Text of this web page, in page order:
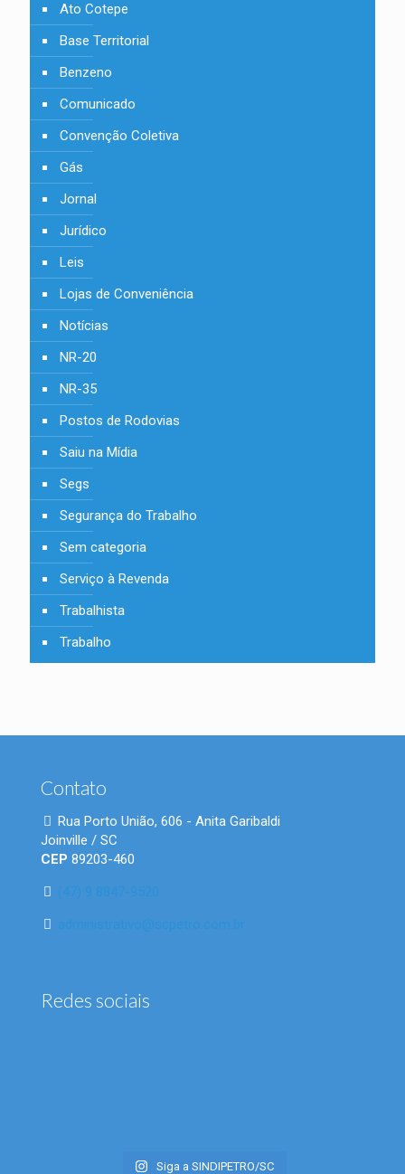
Ato Cotepe
Base Territorial
Benzeno
Comunicado
Convenção Coletiva
Gás
Jornal
Jurídico
Leis
Lojas de Conveniência
Notícias
NR-20
NR-35
Postos de Rodovias
Saiu na Mídia
Segs
Segurança do Trabalho
Sem categoria
Serviço à Revenda
Trabalhista
Trabalho
Contato
Rua Porto União, 606 - Anita Garibaldi
Joinville / SC
CEP 89203-460
(47) 9 8847-9520
administrativo@scpetro.com.br
Redes sociais
Siga a SINDIPETRO/SC